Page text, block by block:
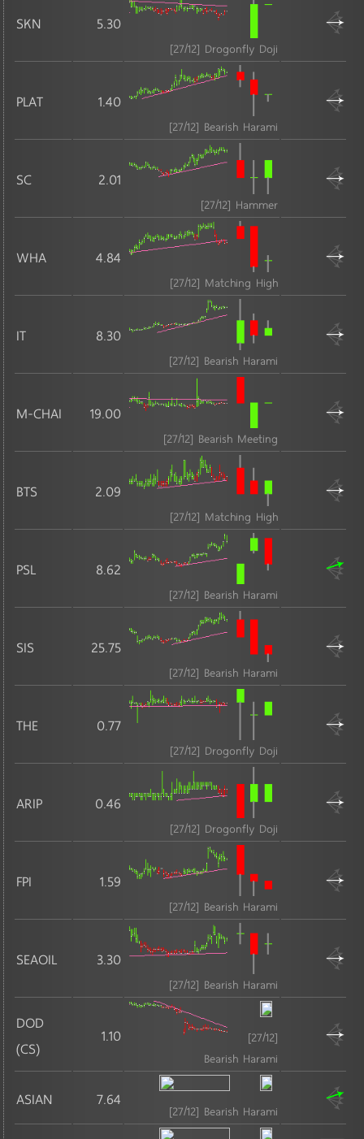
SET
MAI
พลังงานและสาธารณูปโภค
ธุรกิจการเงิน
ประกันภัยและประกันชีวิต
บริการ
การท่องเที่ยวและสันทนาการ
การแพทย์
พาณิชย์
สินค้าอุตสาหกรรม
บรรจุภัณฑ์
วัสดุอุตสาหกรรมและเครื่องจักร
เหล็ก และ ผลิตภัณฑ์โลหะ
สินค้าอุปโภคบริโภค
ของใช้ในครัวเรือนและสำนักงาน
อสังหาริมทรัพย์และก่อสร้าง
กองทุนรวมอสังหาริมทรัพย์และกองทรัสต์เพื่อการลงทุน
ในอสังหาริมทรัพย์
บริการรับเหมาก่อสร้าง
วัสดุก่อสร้าง
SKN 5.30
[27/12] Drogonfly Doji
PLAT 1.40
[27/12] Bearish Harami
SC 2.01
[27/12] Hammer
WHA 4.84
[27/12] Matching High
IT 8.30
[27/12] Bearish Harami
M-CHAI 19.00
[27/12] Bearish Meeting
BTS 2.09
[27/12] Matching High
PSL 8.62
[27/12] Bearish Harami
SIS 25.75
[27/12] Bearish Harami
THE 0.77
[27/12] Drogonfly Doji
ARIP 0.46
[27/12] Drogonfly Doji
FPI 1.59
[27/12] Bearish Harami
SEAOIL 3.30
[27/12] Bearish Harami
DOD
(CS)
1.10
[27/12]
Bearish Harami
ASIAN 7.64
[27/12] Bearish Harami